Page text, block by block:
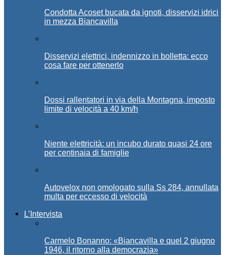
Condotta Acoset bucata da ignoti, disservizi idrici
in mezza Biancavilla
Disservizi elettrici, indennizzo in bolletta: ecco
cosa fare per ottenerlo
Dossi rallentatori in via della Montagna, imposto
limite di velocità a 40 km/h
Niente elettricità: un incubo durato quasi 24 ore
per centinaia di famiglie
Autovelox non omologato sulla Ss 284, annullata
multa per eccesso di velocità
L’Intervista
Carmelo Bonanno: «Biancavilla e quel 2 giugno
1946, il ritorno alla democrazia»